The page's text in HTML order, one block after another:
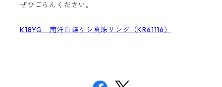
ぜひごらんください。
K18YG 南洋白蝶ケシ真珠リング（KR61116）